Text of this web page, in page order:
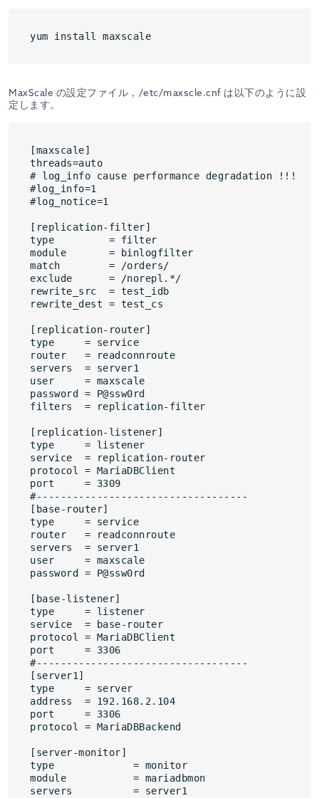
MaxScale の設定ファイル，/etc/maxscle.cnf は以下のように設
定します。
[maxscale]
threads=auto
# log_info cause performance degradation !!!
#log_info=1
#log_notice=1
[replication-filter]
type         = filter
module       = binlogfilter
match        = /orders/
exclude      = /norepl.*/
rewrite_src  = test_idb
rewrite_dest = test_cs
[replication-router]
type     = service
router   = readconnroute
servers  = server1
user     = maxscale
password = P@ssw0rd
filters  = replication-filter
[replication-listener]
type     = listener
service  = replication-router
protocol = MariaDBClient
port     = 3309
#-----------------------------------
[base-router]
type     = service
router   = readconnroute
servers  = server1
user     = maxscale
password = P@ssw0rd
[base-listener]
type     = listener
service  = base-router
protocol = MariaDBClient
port     = 3306
#-----------------------------------
[server1]
type     = server
address  = 192.168.2.104
port     = 3306
protocol = MariaDBBackend
[server-monitor]
type             = monitor
module           = mariadbmon
servers          = server1